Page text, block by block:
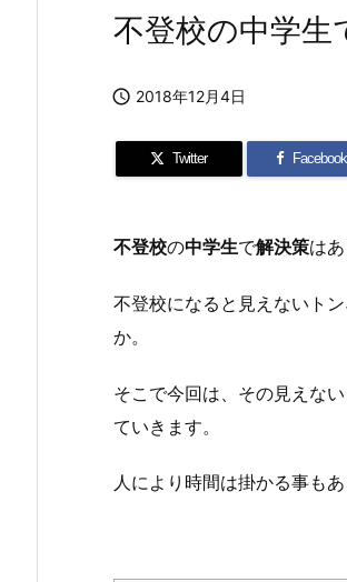
不登校の中学生
 2018年12月4日
Twitter Facebook
不登校の中学生で解決策は
不登校になると見えないト
か。
そこで今回は、その見えな
ていきます。
人により時間は掛かる事も